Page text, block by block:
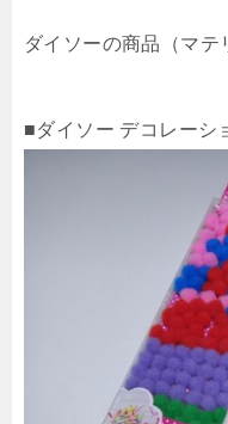
ダイソーの商品（マテ
■ダイソー デコレーシ